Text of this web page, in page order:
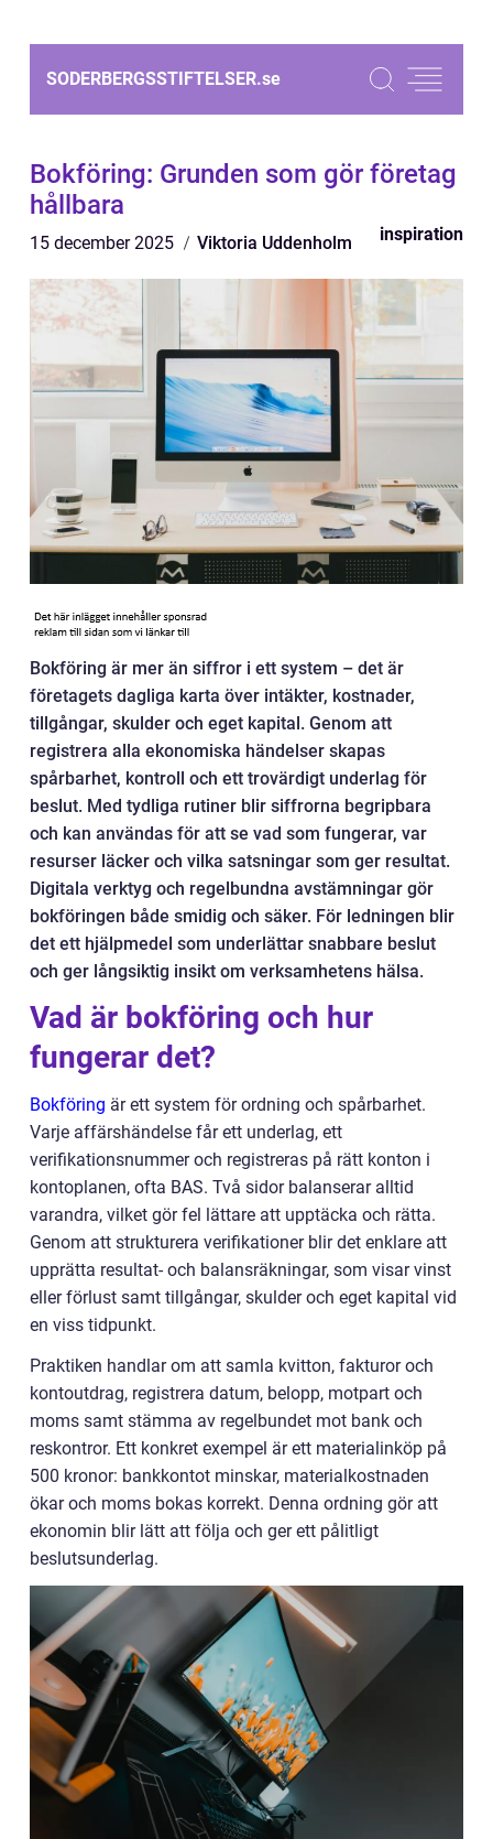
SODERBERGSSTIFTELSER.se
Bokföring: Grunden som gör företag
hållbara
15 december 2025 Viktoria Uddenholm inspiration
Bokföring är mer än siffror i ett system – det är
företagets dagliga karta över intäkter, kostnader,
tillgångar, skulder och eget kapital. Genom att
registrera alla ekonomiska händelser skapas
spårbarhet, kontroll och ett trovärdigt underlag för
beslut. Med tydliga rutiner blir siffrorna begripbara
och kan användas för att se vad som fungerar, var
resurser läcker och vilka satsningar som ger resultat.
Digitala verktyg och regelbundna avstämningar gör
bokföringen både smidig och säker. För ledningen blir
det ett hjälpmedel som underlättar snabbare beslut
och ger långsiktig insikt om verksamhetens hälsa.
Vad är bokföring och hur
fungerar det?
Bokföring är ett system för ordning och spårbarhet.
Varje affärshändelse får ett underlag, ett
verifikationsnummer och registreras på rätt konton i
kontoplanen, ofta BAS. Två sidor balanserar alltid
varandra, vilket gör fel lättare att upptäcka och rätta.
Genom att strukturera verifikationer blir det enklare att
upprätta resultat- och balansräkningar, som visar vinst
eller förlust samt tillgångar, skulder och eget kapital vid
en viss tidpunkt.
Praktiken handlar om att samla kvitton, fakturor och
kontoutdrag, registrera datum, belopp, motpart och
moms samt stämma av regelbundet mot bank och
reskontror. Ett konkret exempel är ett materialinköp på
500 kronor: bankkontot minskar, materialkostnaden
ökar och moms bokas korrekt. Denna ordning gör att
ekonomin blir lätt att följa och ger ett pålitligt
beslutsunderlag.